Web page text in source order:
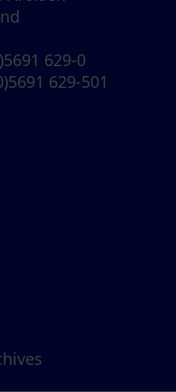
629-0
629-501